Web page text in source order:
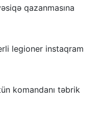
qazanmasına
legioner instaqram
komandanı təbrik